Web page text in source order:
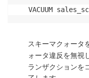
VACUUM
スキーマクォータ
ォータ違反を無視
ランザクションを